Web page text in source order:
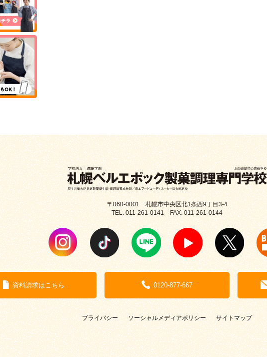
〒060-0001 札幌市中央区北1条西9丁目3-4
TEL. 011-261-0141 FAX. 011-261-0144
資料請求はこちら 0120-877-667
プライバシー ソーシャルメディアポリシー サイトマップ